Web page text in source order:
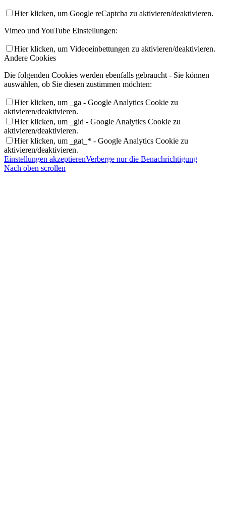
Hier klicken, um Google reCaptcha zu aktivieren/deaktivieren.
Vimeo und YouTube Einstellungen:
Hier klicken, um Videoeinbettungen zu aktivieren/deaktivieren.
Andere Cookies
Die folgenden Cookies werden ebenfalls gebraucht - Sie können
auswählen, ob Sie diesen zustimmen möchten:
Hier klicken, um _ga - Google Analytics Cookie zu
aktivieren/deaktivieren.
Hier klicken, um _gid - Google Analytics Cookie zu
aktivieren/deaktivieren.
Hier klicken, um _gat_* - Google Analytics Cookie zu
aktivieren/deaktivieren.
Einstellungen akzeptierenVerberge nur die Benachrichtigung
Nach oben scrollen